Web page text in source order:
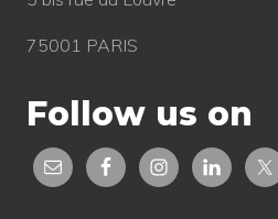
75001 PARIS
Follow us on